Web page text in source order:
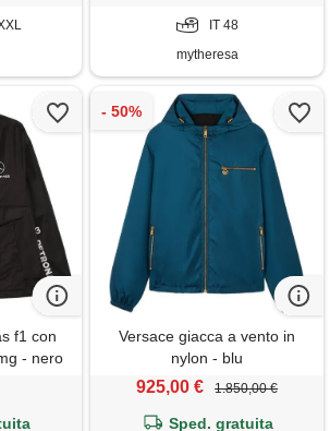
IT 48
mytheresa
f1 con
- nero
Versace giacca a vento in
nylon - blu
925,00 € 1.850,00 €
Sped. gratuita